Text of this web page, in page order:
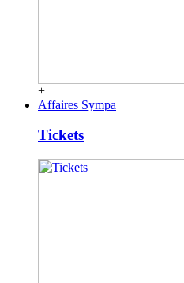
+
Affaires Sympa
Tickets